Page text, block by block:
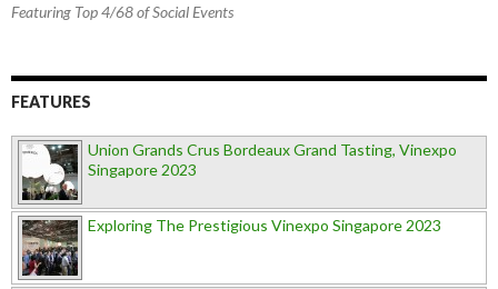
Featuring Top 4/68 of Social Events
FEATURES
Union Grands Crus Bordeaux Grand Tasting, Vinexpo
Singapore 2023
Exploring The Prestigious Vinexpo Singapore 2023